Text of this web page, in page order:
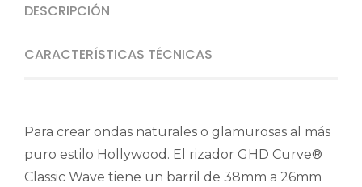
DESCRIPCIÓN
CARACTERÍSTICAS TÉCNICAS
Para crear ondas naturales o glamurosas al más
puro estilo Hollywood. El rizador GHD Curve®
Classic Wave tiene un barril de 38mm a 26mm